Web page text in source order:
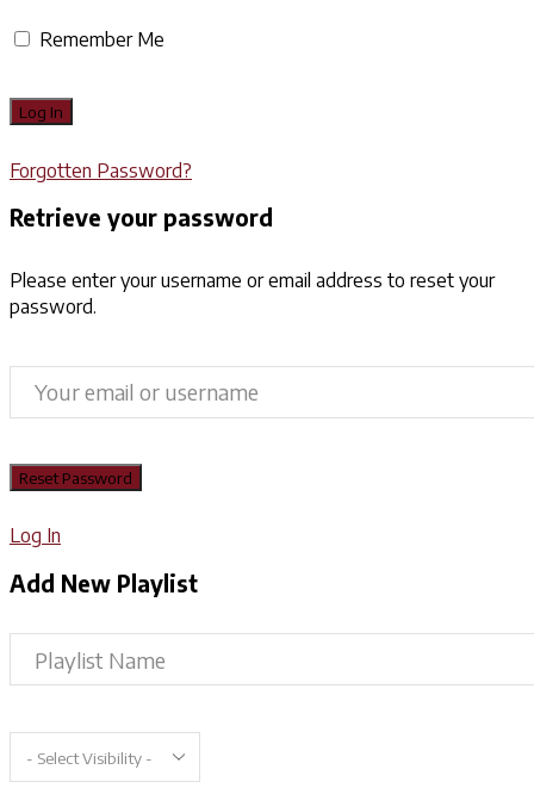
Remember Me
Forgotten Password?
Retrieve your password
Please enter your username or email address to reset your
password.
Log In
Add New Playlist